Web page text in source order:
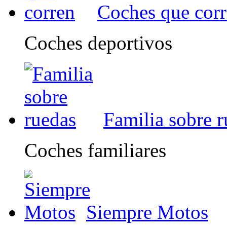
Coches que
Coches deportivos
Familia sobre
Coches familiares
Siempre Motos